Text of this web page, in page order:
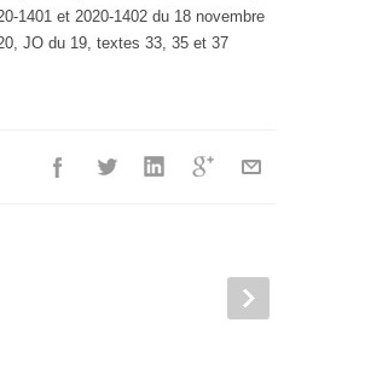
1401 et 2020-1402 du 18 novembre
JO du 19, textes 33, 35 et 37